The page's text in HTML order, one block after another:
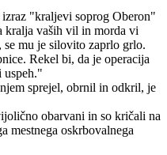
"kraljevi soprog Oberon"
kralja vaših vil in morda vi
se mu je silovito zaprlo grlo.
Rekel bi, da je operacija
uspeh."
sprejel, obrnil in odkril, je
obarvani in so kričali na
mestnega oskrbovalnega